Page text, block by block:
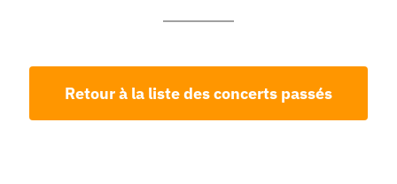
Retour à la liste des concerts passés